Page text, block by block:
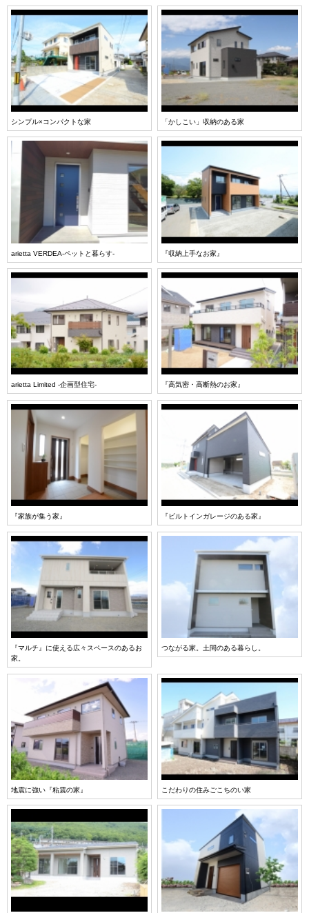
シンプル×コンパクトな家 「かしこい」収納のある家
arietta VERDEA-ペットと暮らす- 『収納上手なお家』
arietta Limited -企画型住宅- 『高気密・高断熱のお家』
『家族が集う家』 『ビルトインガレージのある家』
『マルチ』に使える広々スペースのあるお
家。
つながる家。土間のある暮らし。
地震に強い『粘震の家』 こだわりの住みごこちのい家